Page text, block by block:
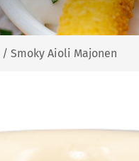
/ Smoky Aioli Majonen